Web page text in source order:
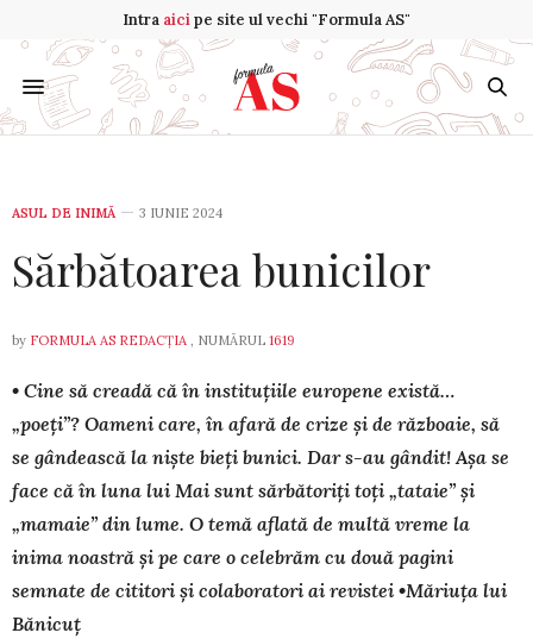
Intra aicipe site ul vechi "Formula AS"
ASUL DE INIMĂ 3 IUNIE 2024
Sărbătoarea bunicilor
by FORMULA AS REDACȚIA , NUMĂRUL 1619
• Cine să creadă că în instituțiile europene există…
„poeți”? Oameni care, în afară de crize și de războaie, să
se gândească la niște bieți bunici. Dar s-au gândit! Așa se
face că în luna lui Mai sunt sărbătoriți toți „tataie” și
„mamaie” din lume. O temă aflată de multă vreme la
inima noastră și pe care o celebrăm cu două pagini
semnate de cititori și colaboratori ai revistei •Măriuța lui
Bănicuț